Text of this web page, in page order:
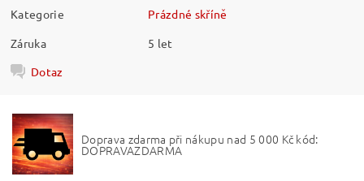
Kategorie
Prázdné skříně
Záruka
5 let
Dotaz
Doprava zdarma při nákupu nad 5 000 Kč kód:
DOPRAVAZDARMA